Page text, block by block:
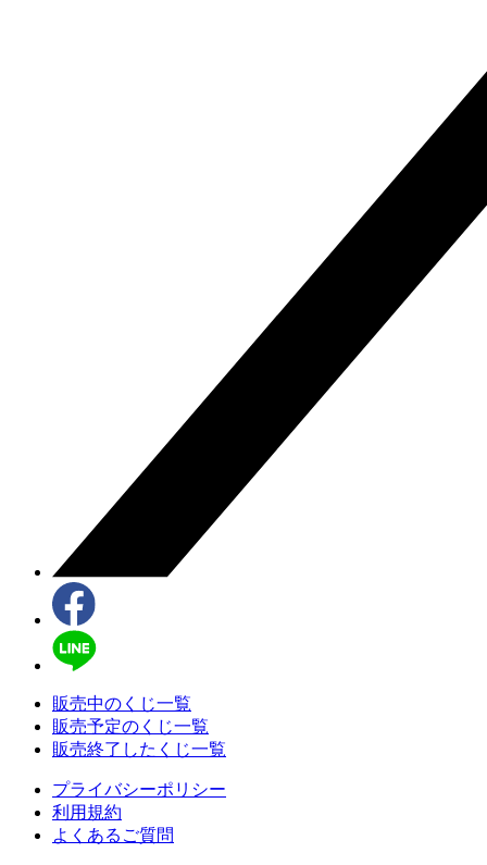
販売中のくじ一覧
販売予定のくじ一覧
販売終了したくじ一覧
プライバシーポリシー
利用規約
よくあるご質問